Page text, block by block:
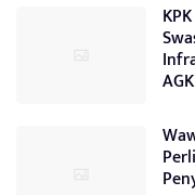
AGK